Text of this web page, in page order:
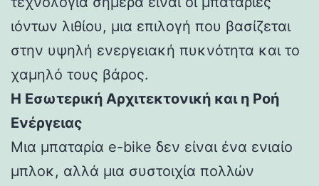
ιόντων λιθίου, μια επιλογή που βασίζεται
στην υψηλή ενεργειακή πυκνότητα και το
χαμηλό τους βάρος.
Η Εσωτερική Αρχιτεκτονική και η Ροή
Ενέργειας
Μια μπαταρία e-bike δεν είναι ένα ενιαίο
μπλοκ, αλλά μια συστοιχία πολλών